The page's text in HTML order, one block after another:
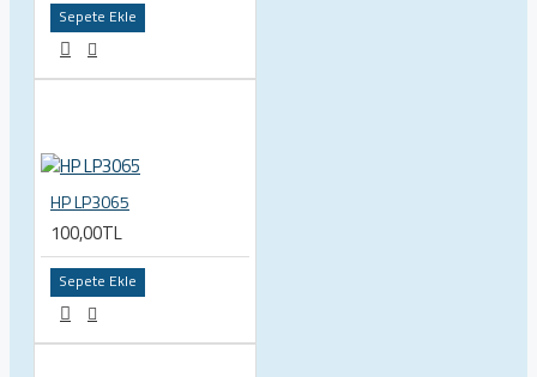
Sepete Ekle
HP LP3065
100,00TL
Sepete Ekle